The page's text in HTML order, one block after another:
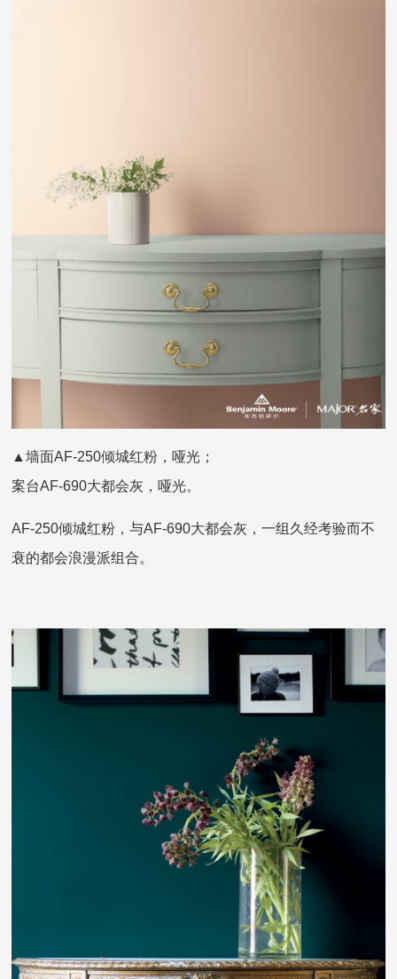
▲墙面AF-250倾城红粉，哑光；
案台AF-690大都会灰，哑光。
AF-250倾城红粉，与AF-690大都会灰，一组久经考验而不
衰的都会浪漫派组合。